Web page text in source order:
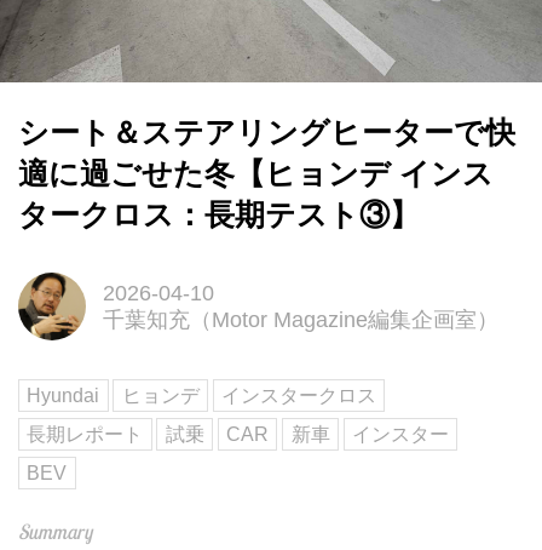
シート＆ステアリングヒーターで快
適に過ごせた冬【ヒョンデ インス
タークロス：長期テスト③】
2026-04-10
千葉知充（Motor Magazine編集企画室）
Hyundai ヒョンデ
インスタークロス
長期レポート
試乗 CAR 新車
インスター
BEV